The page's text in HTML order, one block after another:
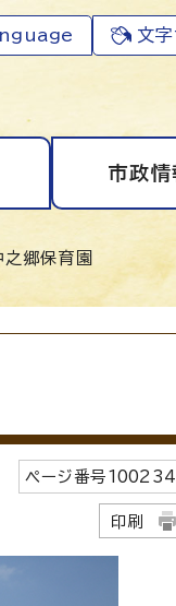
文字
市政情
郷保育園
ページ番号
印刷